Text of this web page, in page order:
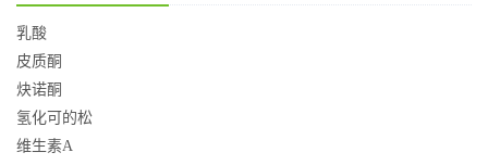
乳酸
皮质酮
炔诺酮
氢化可的松
维生素A